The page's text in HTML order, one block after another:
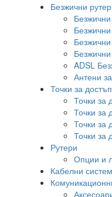
Безжични
ADSL
Антени
Точки за достъп
Точки за
Точки за
Точки за
Точки за
Рутери
Опции и
Кабелни